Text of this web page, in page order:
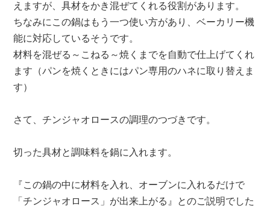
えますが、具材をかき混ぜてくれる役割があります。
ちなみにこの鍋はもう一つ使い方があり、ベーカリー機
能に対応しているそうです。
材料を混ぜる～こねる～焼くまでを自動で仕上げてくれ
ます（パンを焼くときにはパン専用のハネに取り替えま
す）
さて、チンジャオロースの調理のつづきです。
切った具材と調味料を鍋に入れます。
『この鍋の中に材料を入れ、オーブンに入れるだけで
「チンジャオロース」が出来上がる』とのご説明でした